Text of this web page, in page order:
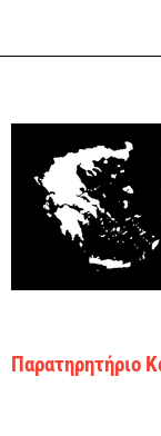
Παρατηρητήριο